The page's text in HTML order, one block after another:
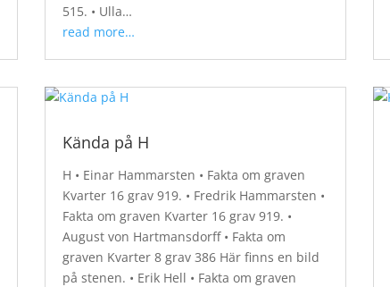
515. • Ulla…
read more…
Kända på H
H • Einar Hammarsten • Fakta om graven
Kvarter 16 grav 919. • Fredrik Hammarsten •
Fakta om graven Kvarter 16 grav 919. •
August von Hartmansdorff • Fakta om
graven Kvarter 8 grav 386 Här finns en bild
på stenen. • Erik Hell • Fakta om graven